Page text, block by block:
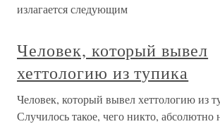
излагается следующим
Человек, который вывел
хеттологию из тупика
Человек, который вывел хеттологию из
Случилось такое, чего никто, абсолютно